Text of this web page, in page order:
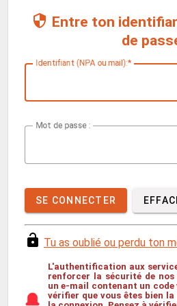
Entre ton
de
Identifiant (NPA ou mail):
Mot de passe :
SE CONNECTER
Tu as oublié ou perdu ton
L'authentification aux
renforcer la sécurité de nos
un e-mail contenant un code
vérifier que vous êtes bien